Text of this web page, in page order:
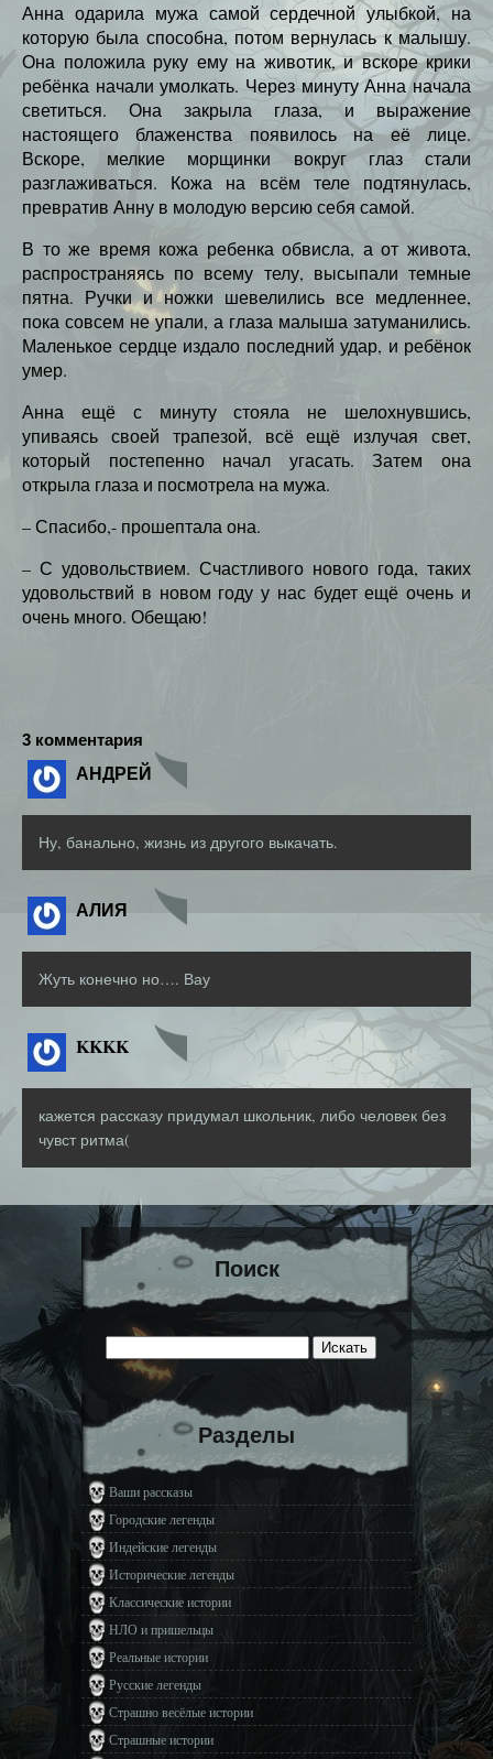
Анна одарила мужа самой сердечной улыбкой, на
которую была способна, потом вернулась к малышу.
Она положила руку ему на животик, и вскоре крики
ребёнка начали умолкать. Через минуту Анна начала
светиться. Она закрыла глаза, и выражение
настоящего блаженства появилось на её лице.
Вскоре, мелкие морщинки вокруг глаз стали
разглаживаться. Кожа на всём теле подтянулась,
превратив Анну в молодую версию себя самой.
В то же время кожа ребенка обвисла, а от живота,
распространяясь по всему телу, высыпали темные
пятна. Ручки и ножки шевелились все медленнее,
пока совсем не упали, а глаза малыша затуманились.
Маленькое сердце издало последний удар, и ребёнок
умер.
Анна ещё с минуту стояла не шелохнувшись,
упиваясь своей трапезой, всё ещё излучая свет,
который постепенно начал угасать. Затем она
открыла глаза и посмотрела на мужа.
– Спасибо,- прошептала она.
– С удовольствием. Счастливого нового года, таких
удовольствий в новом году у нас будет ещё очень и
очень много. Обещаю!
3 комментария
АНДРЕЙ
Ну, банально, жизнь из другого выкачать.
АЛИЯ
Жуть конечно но…. Вау
KKKK
кажется рассказу придумал школьник, либо человек без
чувст ритма(
Поиск
Разделы
Ваши рассказы
Городские легенды
Индейские легенды
Исторические легенды
Классические истории
НЛО и пришельцы
Реальные истории
Русские легенды
Страшно весёлые истории
Страшные истории